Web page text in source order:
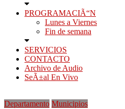
PROGRAMACIÃ“N
Lunes a Viernes
Fin de semana
SERVICIOS
CONTACTO
Archivo de Audio
SeÃ±al En Vivo
Departamento Municipios